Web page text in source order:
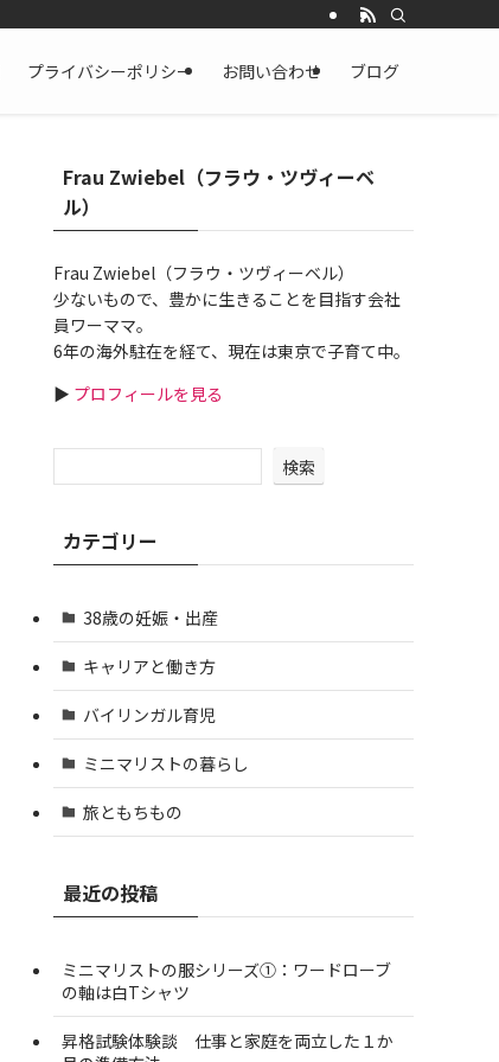
プライバシーポリシー お問い合わせ ブログ
Frau Zwiebel（フラウ・ツヴィーベ
ル）
Frau Zwiebel（フラウ・ツヴィーベル）
少ないもので、豊かに生きることを目指す会社
員ワーママ。
6年の海外駐在を経て、現在は東京で子育て中。
▶ プロフィールを見る
検索
カテゴリー
38歳の妊娠・出産
キャリアと働き方
バイリンガル育児
ミニマリストの暮らし
旅ともちもの
最近の投稿
ミニマリストの服シリーズ①：ワードローブ
の軸は白Tシャツ
昇格試験体験談 仕事と家庭を両立した１か